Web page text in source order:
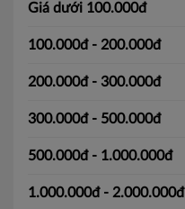
Giá dưới 100.000đ
100.000đ - 200.000đ
200.000đ - 300.000đ
300.000đ - 500.000đ
500.000đ - 1.000.000đ
1.000.000đ - 2.000.000đ